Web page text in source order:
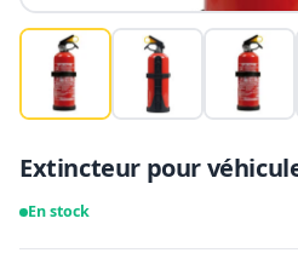
Extincteur pour
En stock